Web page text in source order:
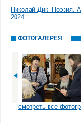
Николай Дик. Поэзия.
2024
ФОТОГАЛЕРЕЯ
смотреть все